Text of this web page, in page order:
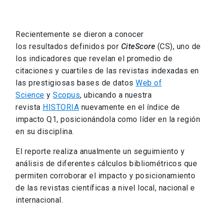
Recientemente se dieron a conocer
los resultados definidos por CiteScore (CS), uno de
los indicadores que revelan el promedio de
citaciones y cuartiles de las revistas indexadas en
las prestigiosas bases de datos Web of
Science y Scopus, ubicando a nuestra
revista HISTORIA nuevamente en el índice de
impacto Q1, posicionándola como líder en la región
en su disciplina.
El reporte realiza anualmente un seguimiento y
análisis de diferentes cálculos bibliométricos que
permiten corroborar el impacto y posicionamiento
de las revistas científicas a nivel local, nacional e
internacional.